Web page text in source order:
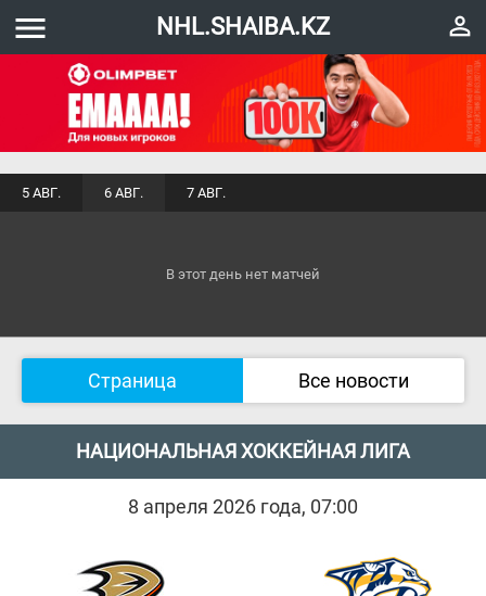
menu NHL.SHAIBA.KZ perm_identity
5 АВГ. 6 АВГ. 7 АВГ.
В этот день нет матчей
Страница Все новости
НАЦИОНАЛЬНАЯ ХОККЕЙНАЯ ЛИГА
8 апреля 2026 года, 07:00